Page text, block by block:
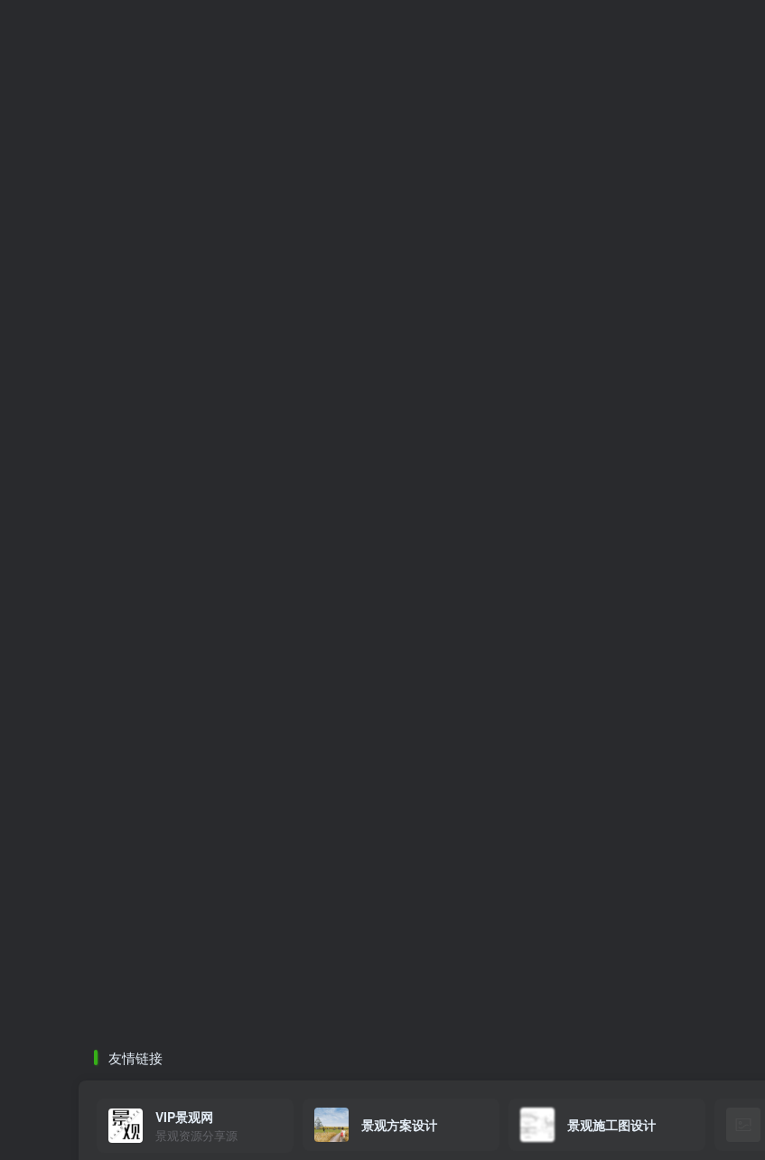
友情链接
VIP景观网
景观资源分享源
景观方案设计 景观施工图设计